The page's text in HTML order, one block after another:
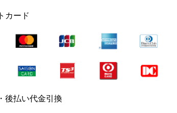
カード
後払い代金引換